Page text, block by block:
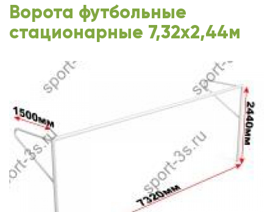
Ворота футбольные
стационарные 7,32х2,44м